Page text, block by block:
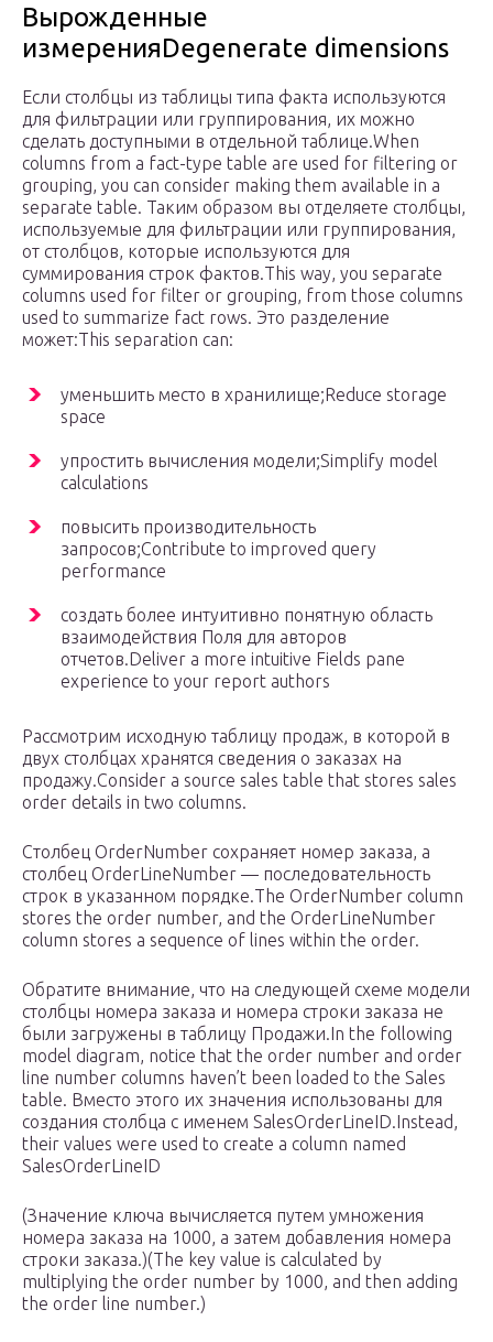
Вырожденные
измеренияDegenerate dimensions
Если столбцы из таблицы типа факта используются
для фильтрации или группирования, их можно
сделать доступными в отдельной таблице.When
columns from a fact-type table are used for filtering or
grouping, you can consider making them available in a
separate table. Таким образом вы отделяете столбцы,
используемые для фильтрации или группирования,
от столбцов, которые используются для
суммирования строк фактов.This way, you separate
columns used for filter or grouping, from those columns
used to summarize fact rows. Это разделение
может:This separation can:
уменьшить место в хранилище;Reduce storage
space
упростить вычисления модели;Simplify model
calculations
повысить производительность
запросов;Contribute to improved query
performance
создать более интуитивно понятную область
взаимодействия Поля для авторов
отчетов.Deliver a more intuitive Fields pane
experience to your report authors
Рассмотрим исходную таблицу продаж, в которой в
двух столбцах хранятся сведения о заказах на
продажу.Consider a source sales table that stores sales
order details in two columns.
Столбец OrderNumber сохраняет номер заказа, а
столбец OrderLineNumber — последовательность
строк в указанном порядке.The OrderNumber column
stores the order number, and the OrderLineNumber
column stores a sequence of lines within the order.
Обратите внимание, что на следующей схеме модели
столбцы номера заказа и номера строки заказа не
были загружены в таблицу Продажи.In the following
model diagram, notice that the order number and order
line number columns haven’t been loaded to the Sales
table. Вместо этого их значения использованы для
создания столбца с именем SalesOrderLineID.Instead,
their values were used to create a column named
SalesOrderLineID
(Значение ключа вычисляется путем умножения
номера заказа на 1000, а затем добавления номера
строки заказа.)(The key value is calculated by
multiplying the order number by 1000, and then adding
the order line number.)